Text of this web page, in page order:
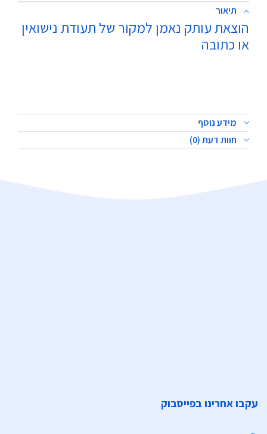
תיאור
הוצאת עותק נאמן למקור של תעודת נישואין
או כתובה
מידע נוסף
חוות דעת (0)
עקבו אחרינו בפייסבוק